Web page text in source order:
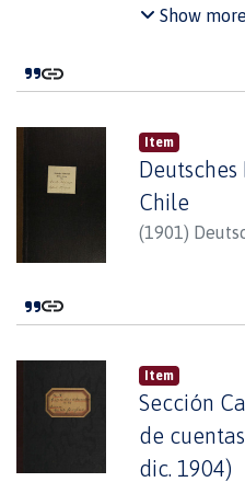
Fuego
Show more
Item
Chile
(1901)
Item
Sección
de
dic. 1904)